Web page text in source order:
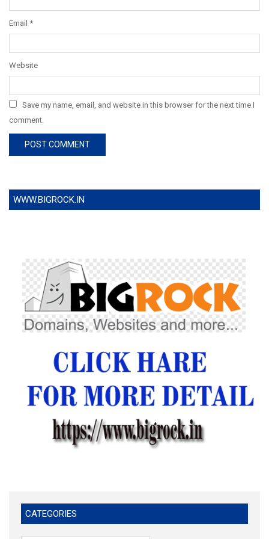
Email *
Website
Save my name, email, and website in this browser for the next time I
comment.
WWW.BIGROCK.IN
CATEGORIES